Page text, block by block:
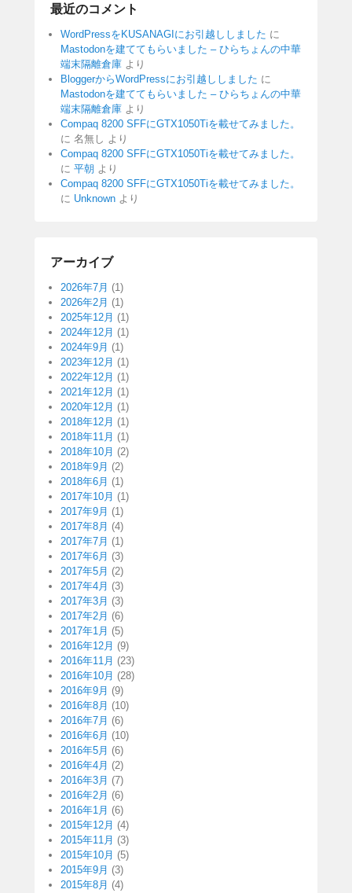
最近のコメント
WordPressをKUSANAGIにお引越ししました に
Mastodonを建ててもらいました – ひらちょんの中華
端末隔離倉庫 より
BloggerからWordPressにお引越ししました に
Mastodonを建ててもらいました – ひらちょんの中華
端末隔離倉庫 より
Compaq 8200 SFFにGTX1050Tiを載せてみました。
に 名無し より
Compaq 8200 SFFにGTX1050Tiを載せてみました。
に 平朝 より
Compaq 8200 SFFにGTX1050Tiを載せてみました。
に Unknown より
アーカイブ
2026年7月 (1)
2026年2月 (1)
2025年12月 (1)
2024年12月 (1)
2024年9月 (1)
2023年12月 (1)
2022年12月 (1)
2021年12月 (1)
2020年12月 (1)
2018年12月 (1)
2018年11月 (1)
2018年10月 (2)
2018年9月 (2)
2018年6月 (1)
2017年10月 (1)
2017年9月 (1)
2017年8月 (4)
2017年7月 (1)
2017年6月 (3)
2017年5月 (2)
2017年4月 (3)
2017年3月 (3)
2017年2月 (6)
2017年1月 (5)
2016年12月 (9)
2016年11月 (23)
2016年10月 (28)
2016年9月 (9)
2016年8月 (10)
2016年7月 (6)
2016年6月 (10)
2016年5月 (6)
2016年4月 (2)
2016年3月 (7)
2016年2月 (6)
2016年1月 (6)
2015年12月 (4)
2015年11月 (3)
2015年10月 (5)
2015年9月 (3)
2015年8月 (4)